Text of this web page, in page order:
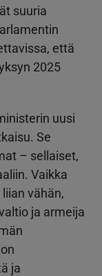
suuria
että
2025
uusi
Se
– sellaiset,
Vaikka
vähän,
ja armeija
ja